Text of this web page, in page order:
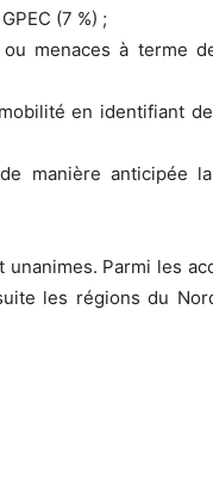
(7 %) ;
menaces à terme
en identifiant
manière anticipée la
Parmi les
les régions du